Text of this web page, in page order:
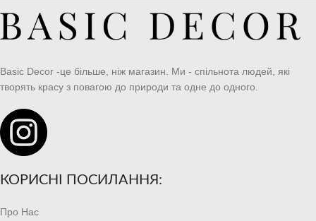
Basic Decor -це більше, ніж магазин. Ми - спільнота людей, які
творять красу з повагою до природи та одне до одного.
КОРИСНІ ПОСИЛАННЯ:
Про Нас